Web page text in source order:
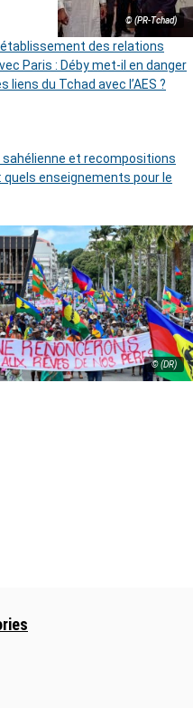
© (PR-Tchad)
des relations
Paris : Déby met-il en danger
liens du Tchad avec l’AES ?
et recompositions
quels enseignements pour le
© (DR)